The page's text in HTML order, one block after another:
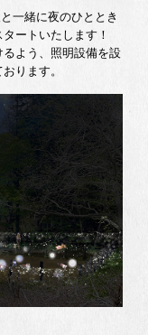
一緒に夜のひととき
ートいたします！
よう、照明設備を設
ります。